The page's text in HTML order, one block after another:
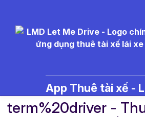
App Thuê tài xế -
term%20driver -